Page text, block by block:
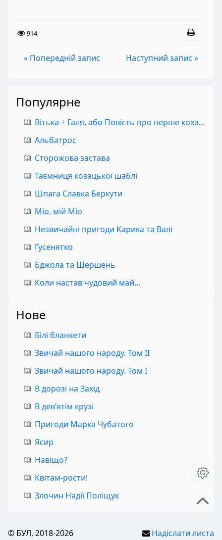
914
« Попередній запис Наступний запис »
Популярне
Вітька + Галя, або Повість про перше кохання
Альбатрос
Сторожова застава
Таємниця козацької шаблі
Шпага Славка Беркути
Міо, мій Міо
Незвичайні пригоди Карика та Валі
Гусенятко
Бджола та Шершень
Коли настав чудовий май…
Нове
Білі бланкети
Звичай нашого народу. Том II
Звичай нашого народу. Том I
В дорозі на Захід
В дев’ятім крузі
Пригоди Марка Чубатого
Ясир
Навіщо?
Квітам-рости!
Злочин Надії Поліщук
© БУЛ, 2018-2026 Надіслати листа